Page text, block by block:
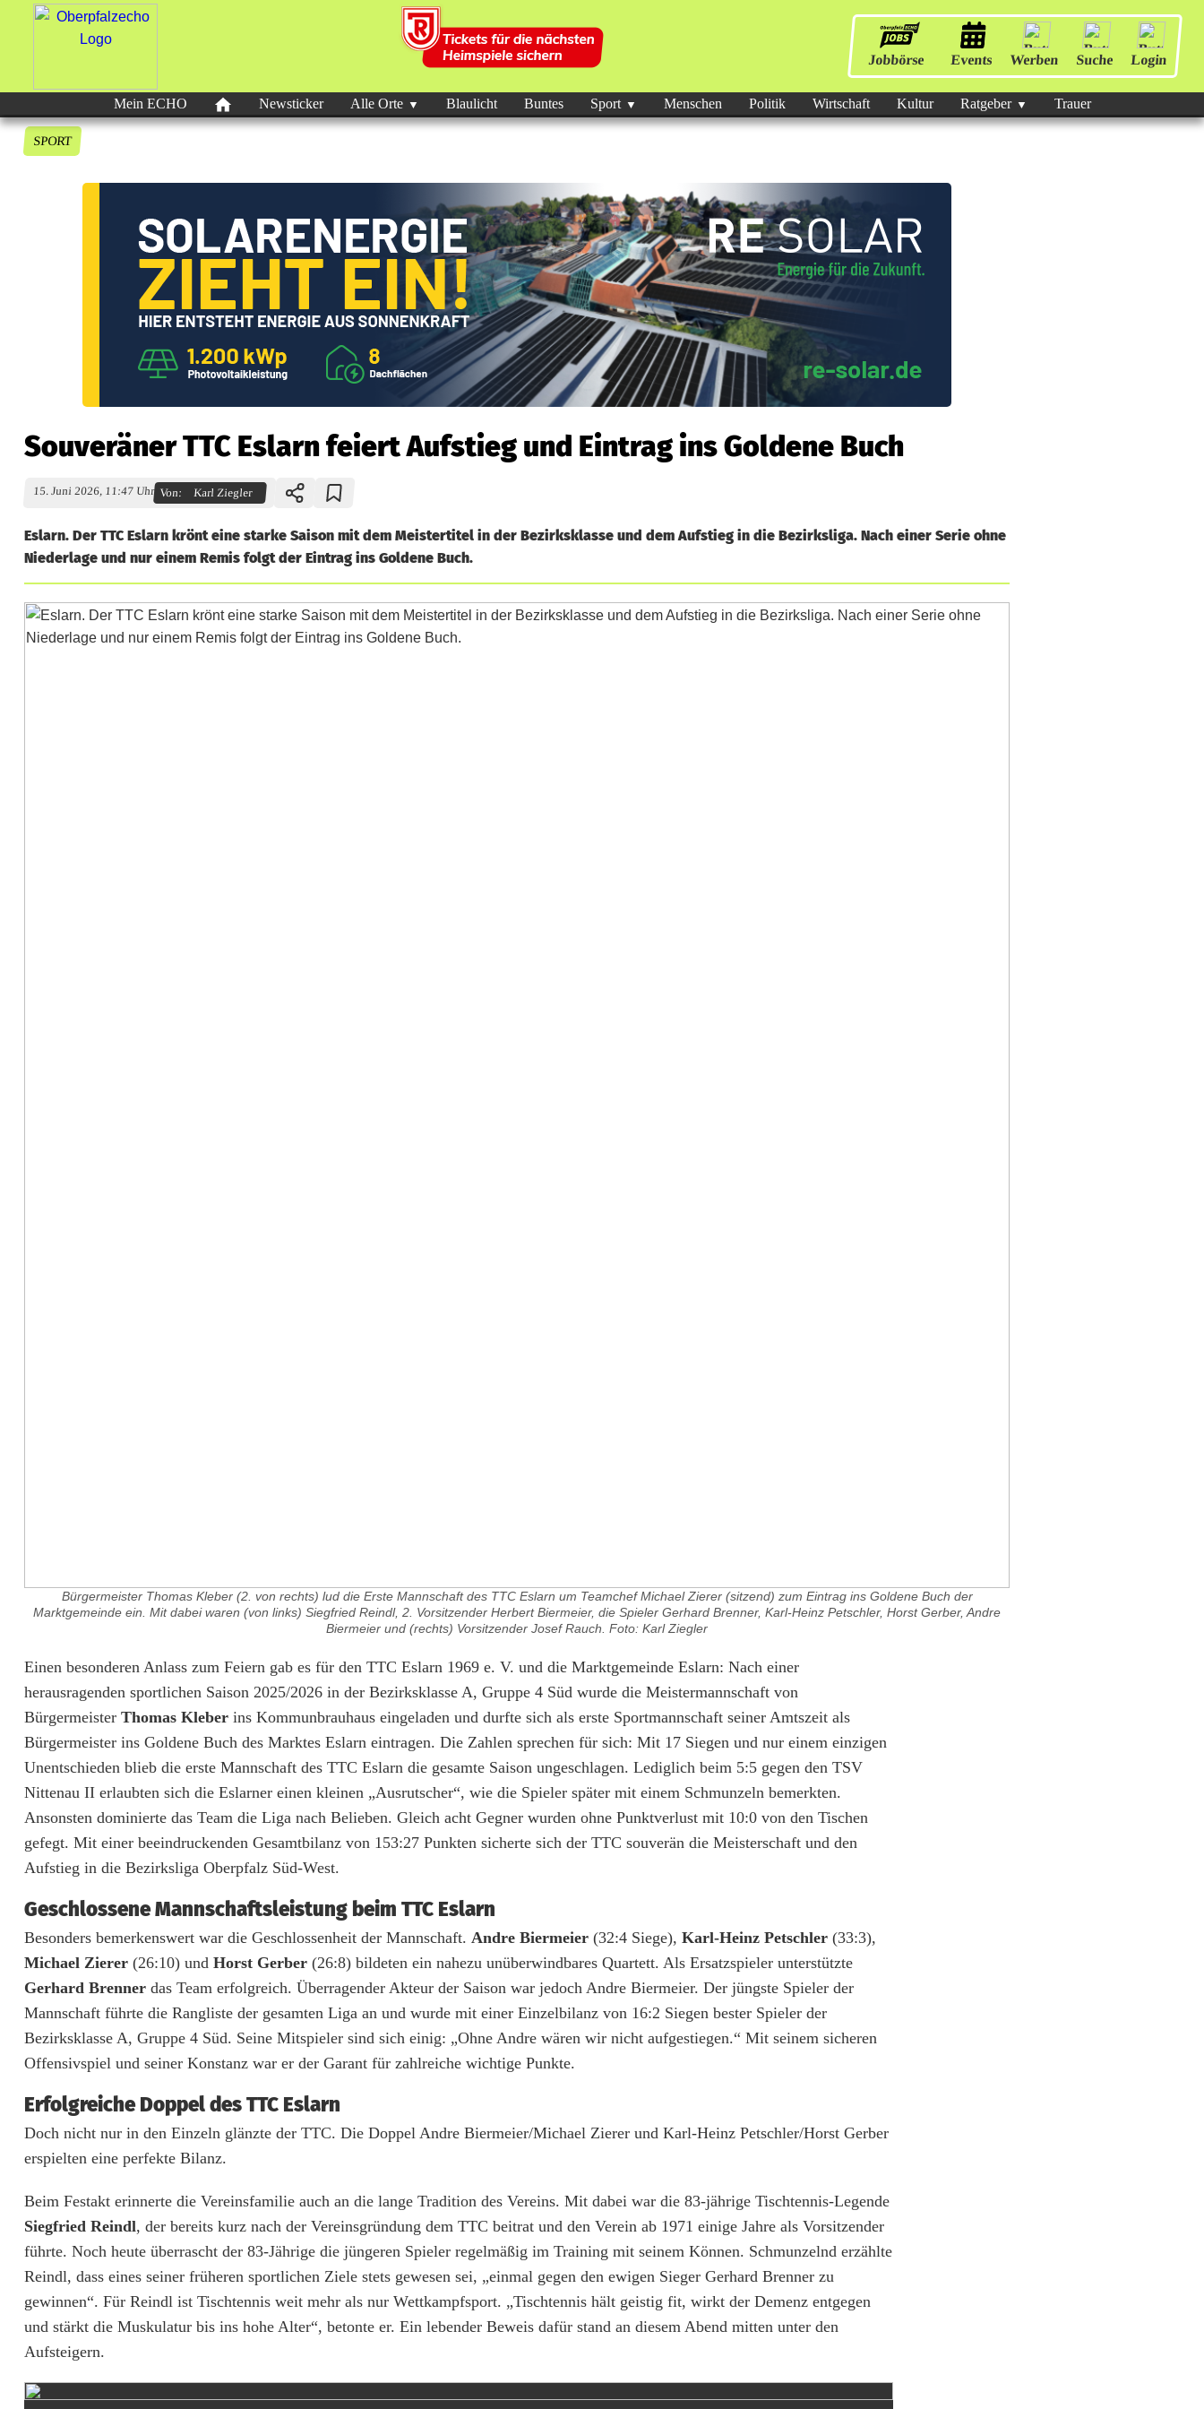
Jobbörse Events Werben Suche Login
Mein ECHO Newsticker Alle Orte Blaulicht Buntes Sport Menschen Politik Wirtschaft Kultur Ratgeber Trauer
SPORT
Souveräner TTC Eslarn feiert Aufstieg und Eintrag ins Goldene Buch
15. Juni 2026, 11:47 Uhr Von: Karl Ziegler
Eslarn. Der TTC Eslarn krönt eine starke Saison mit dem Meistertitel in der Bezirksklasse und dem Aufstieg in die Bezirksliga. Nach einer Serie ohne
Niederlage und nur einem Remis folgt der Eintrag ins Goldene Buch.
Bürgermeister Thomas Kleber (2. von rechts) lud die Erste Mannschaft des TTC Eslarn um Teamchef Michael Zierer (sitzend) zum Eintrag ins Goldene Buch der
Marktgemeinde ein. Mit dabei waren (von links) Siegfried Reindl, 2. Vorsitzender Herbert Biermeier, die Spieler Gerhard Brenner, Karl-Heinz Petschler, Horst Gerber, Andre
Biermeier und (rechts) Vorsitzender Josef Rauch. Foto: Karl Ziegler
S
o
u
v
e
r
ä
n
e
r
T
T
E
a
r
n
f
e
i
Einen besonderen Anlass zum Feiern gab es für den TTC Eslarn 1969 e. V. und die Marktgemeinde Eslarn: Nach einer
herausragenden sportlichen Saison 2025/2026 in der Bezirksklasse A, Gruppe 4 Süd wurde die Meistermannschaft von
Bürgermeister Thomas Kleber ins Kommunbrauhaus eingeladen und durfte sich als erste Sportmannschaft seiner Amtszeit als
Bürgermeister ins Goldene Buch des Marktes Eslarn eintragen. Die Zahlen sprechen für sich: Mit 17 Siegen und nur einem einzigen
Unentschieden blieb die erste Mannschaft des TTC Eslarn die gesamte Saison ungeschlagen. Lediglich beim 5:5 gegen den TSV
Nittenau II erlaubten sich die Eslarner einen kleinen „Ausrutscher“, wie die Spieler später mit einem Schmunzeln bemerkten.
Ansonsten dominierte das Team die Liga nach Belieben. Gleich acht Gegner wurden ohne Punktverlust mit 10:0 von den Tischen
gefegt. Mit einer beeindruckenden Gesamtbilanz von 153:27 Punkten sicherte sich der TTC souverän die Meisterschaft und den
Aufstieg in die Bezirksliga Oberpfalz Süd-West.
Geschlossene Mannschaftsleistung beim TTC Eslarn
Besonders bemerkenswert war die Geschlossenheit der Mannschaft. Andre Biermeier (32:4 Siege), Karl-Heinz Petschler (33:3),
Michael Zierer (26:10) und Horst Gerber (26:8) bildeten ein nahezu unüberwindbares Quartett. Als Ersatzspieler unterstützte
Gerhard Brenner das Team erfolgreich. Überragender Akteur der Saison war jedoch Andre Biermeier. Der jüngste Spieler der
Mannschaft führte die Rangliste der gesamten Liga an und wurde mit einer Einzelbilanz von 16:2 Siegen bester Spieler der
Bezirksklasse A, Gruppe 4 Süd. Seine Mitspieler sind sich einig: „Ohne Andre wären wir nicht aufgestiegen.“ Mit seinem sicheren
Offensivspiel und seiner Konstanz war er der Garant für zahlreiche wichtige Punkte.
Erfolgreiche Doppel des TTC Eslarn
Doch nicht nur in den Einzeln glänzte der TTC. Die Doppel Andre Biermeier/Michael Zierer und Karl-Heinz Petschler/Horst Gerber
erspielten eine perfekte Bilanz.
Beim Festakt erinnerte die Vereinsfamilie auch an die lange Tradition des Vereins. Mit dabei war die 83-jährige Tischtennis-Legende
Siegfried Reindl, der bereits kurz nach der Vereinsgründung dem TTC beitrat und den Verein ab 1971 einige Jahre als Vorsitzender
führte. Noch heute überrascht der 83-Jährige die jüngeren Spieler regelmäßig im Training mit seinem Können. Schmunzelnd erzählte
Reindl, dass eines seiner früheren sportlichen Ziele stets gewesen sei, „einmal gegen den ewigen Sieger Gerhard Brenner zu
gewinnen“. Für Reindl ist Tischtennis weit mehr als nur Wettkampfsport. „Tischtennis hält geistig fit, wirkt der Demenz entgegen
und stärkt die Muskulatur bis ins hohe Alter“, betonte er. Ein lebender Beweis dafür stand an diesem Abend mitten unter den
Aufsteigern.